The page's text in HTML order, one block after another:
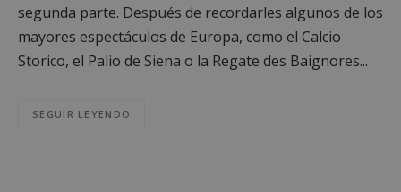
segunda parte. Después de recordarles algunos de los
mayores espectáculos de Europa, como el Calcio
Storico, el Palio de Siena o la Regate des Baignores...
SEGUIR LEYENDO